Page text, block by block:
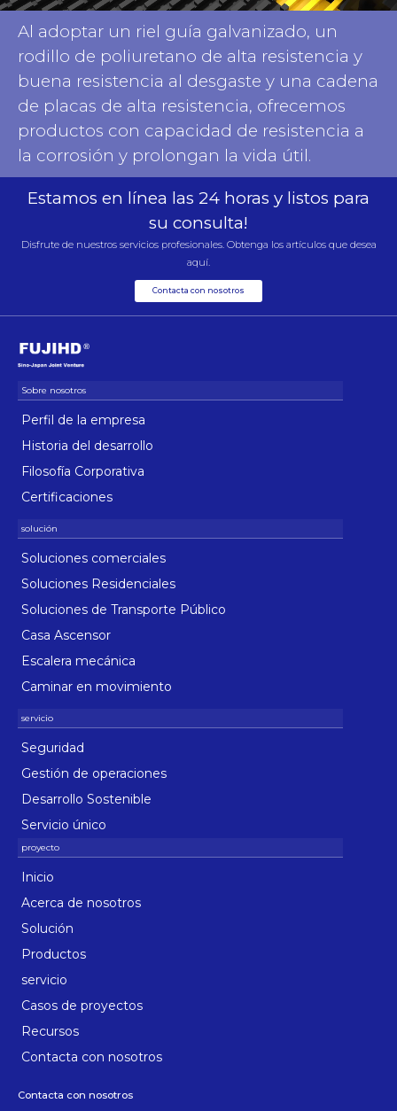
Al adoptar un riel guía galvanizado, un
rodillo de poliuretano de alta resistencia y
buena resistencia al desgaste y una cadena
de placas de alta resistencia, ofrecemos
productos con capacidad de resistencia a
la corrosión y prolongan la vida útil.
Estamos en línea las 24 horas y listos para
su consulta!
Disfrute de nuestros servicios profesionales. Obtenga los artículos que desea
aquí.
Contacta con nosotros
Perfil de la empresa
Historia del desarrollo
Filosofía Corporativa
Certificaciones
Soluciones comerciales
Soluciones Residenciales
Soluciones de Transporte Público
Casa Ascensor
Escalera mecánica
Caminar en movimiento
Seguridad
Gestión de operaciones
Desarrollo Sostenible
Servicio único
Inicio
Acerca de nosotros
Solución
Productos
servicio
Casos de proyectos
Recursos
Contacta con nosotros
Contacta con nosotros